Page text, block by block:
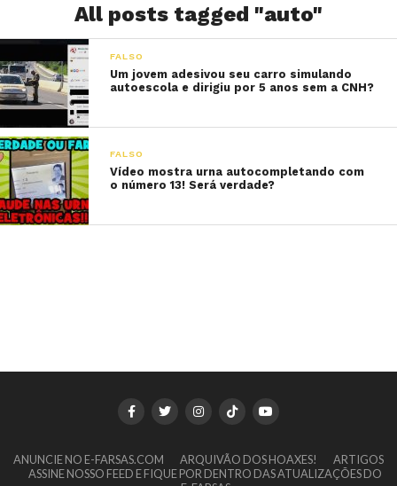
All posts tagged "auto"
FALSO
Um jovem adesivou seu carro simulando
autoescola e dirigiu por 5 anos sem a CNH?
FALSO
Vídeo mostra urna autocompletando com
o número 13! Será verdade?
ANUNCIE NO E-FARSAS.COM ARQUIVÃO DOS HOAXES!
ARTIGOS
ASSINE NOSSO FEED E FIQUE POR DENTRO DAS ATUALIZAÇÕES DO